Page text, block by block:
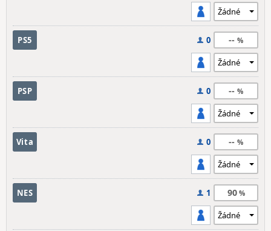
PS5 0 --
PSP 0 --
Vita 0 --
NES 1 90